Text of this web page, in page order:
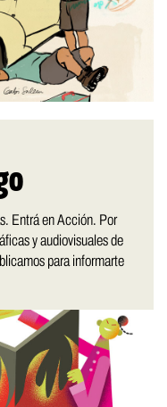
Entrá en Acción. Por
y audiovisuales de
para informarte